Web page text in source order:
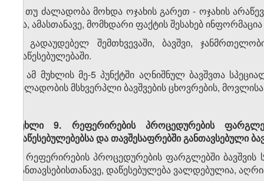
ე) თუ ძალადობა მოხდა ოჯახის გარეთ - ოჯახის
და, ამასთანავე, მომხდარი ფაქტის შესახებ
ვ) გადაუდებელ შემთხვევაში, ბავშვი,
დაწესებულებაში.
6. ამ მუხლის მე-5 პუნქტში აღნიშნულ ბავშვთა
ძალადობის მსხვერპლი ბავშვების ცხოვრების,
მუხლი 9. რეფერირების პროცედურების
დაწესებულებებსადათავშესაფრებშიგანთავსებული
1. რეფერირების პროცედურების ფარგლებში ბავშვის
განთავსებისთანავე, დაწესებულება ვალდებულია,